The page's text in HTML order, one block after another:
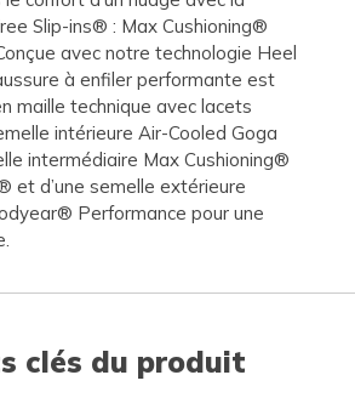
Slip-ins® : Max Cushioning®
avec notre technologie Heel
à enfiler performante est
maille technique avec lacets
intérieure Air-Cooled Goga
intermédiaire Max Cushioning®
et d’une semelle extérieure
Performance pour une
clés du produit